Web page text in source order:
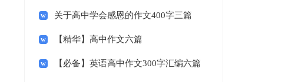
关于高中学会感恩的作文400字三篇
【精华】高中作文六篇
【必备】英语高中作文300字汇编六篇